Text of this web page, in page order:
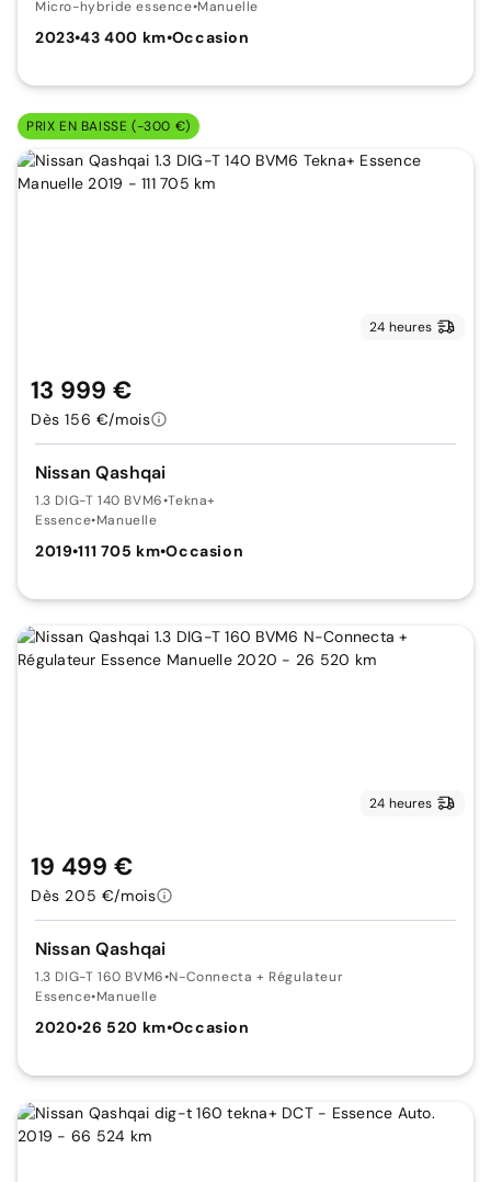
Micro-hybride essence•Manuelle
2023•43 400 km•Occasion
PRIX EN BAISSE (-300 €)
24 heures
Nissan Qashqai
1.3 DIG-T 140 BVM6•Tekna+
Essence•Manuelle
2019•111 705 km•Occasion
13 999 €
Dès 156 €/mois
24 heures
Nissan Qashqai
1.3 DIG-T 160 BVM6•N-Connecta + Régulateur
Essence•Manuelle
2020•26 520 km•Occasion
19 499 €
Dès 205 €/mois